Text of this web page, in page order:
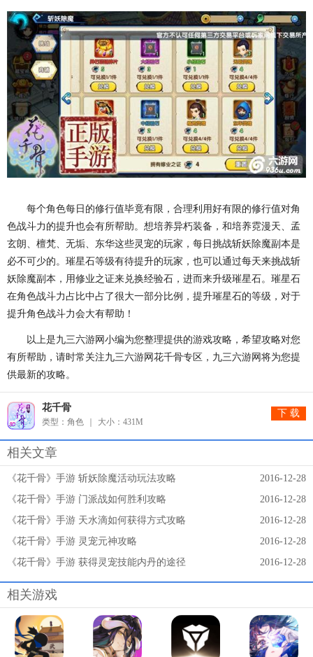
每个角色每日的修行值毕竟有限，合理利用好有限的修行值对角
色战斗力的提升也会有所帮助。想培养异朽装备，和培养霓漫天、孟
玄朗、檀梵、无垢、东华这些灵宠的玩家，每日挑战斩妖除魔副本是
必不可少的。璀星石等级有待提升的玩家，也可以通过每天来挑战斩
妖除魔副本，用修业之证来兑换经验石，进而来升级璀星石。璀星石
在角色战斗力占比中占了很大一部分比例，提升璀星石的等级，对于
提升角色战斗力会大有帮助！
以上是九三六游网小编为您整理提供的游戏攻略，希望攻略对您
有所帮助，请时常关注九三六游网花千骨专区，九三六游网将为您提
供最新的攻略。
下 载
花千骨
类型：角色 大小：431M
相关文章
2016-12-28
《花千骨》手游 斩妖除魔活动玩法攻略
2016-12-28
《花千骨》手游 门派战如何胜利攻略
2016-12-28
《花千骨》手游 天水滴如何获得方式攻略
2016-12-28
《花千骨》手游 灵宠元神攻略
2016-12-28
《花千骨》手游 获得灵宠技能内丹的途径
相关游戏